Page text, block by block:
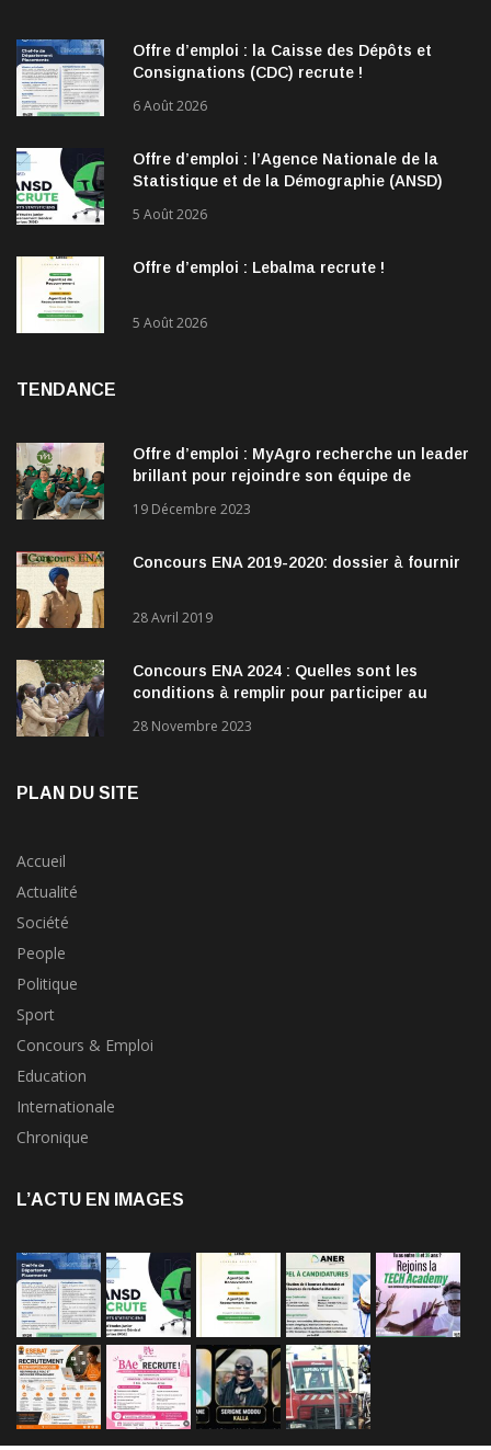
Offre d’emploi : la Caisse des Dépôts et
Consignations (CDC) recrute !
6 Août 2026
Offre d’emploi : l’Agence Nationale de la
Statistique et de la Démographie (ANSD)
5 Août 2026
Offre d’emploi : Lebalma recrute !
5 Août 2026
TENDANCE
Offre d’emploi : MyAgro recherche un leader
brillant pour rejoindre son équipe de
19 Décembre 2023
Concours ENA 2019-2020: dossier à fournir
28 Avril 2019
Concours ENA 2024 : Quelles sont les
conditions à remplir pour participer au
28 Novembre 2023
PLAN DU SITE
Accueil
Actualité
Société
People
Politique
Sport
Concours & Emploi
Education
Internationale
Chronique
L’ACTU EN IMAGES